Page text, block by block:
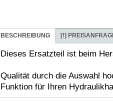
BESCHREIBUNG [!]
Dieses Ersatzteil ist beim
Qualität durch die Auswahl
Funktion für Ihren